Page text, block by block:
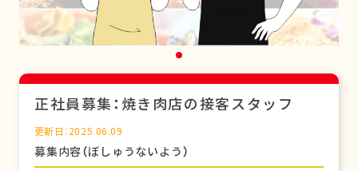
正社員募集：焼き肉店の接客スタッフ
更新日：2025.06.09
募集内容（ぼしゅうないよう）